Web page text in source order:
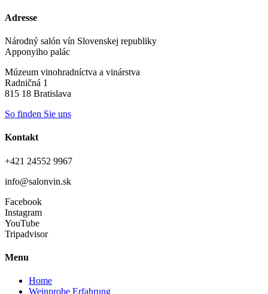
Adresse
Národný salón vín Slovenskej republiky
Apponyiho palác
Múzeum vinohradníctva a vinárstva
Radničná 1
815 18 Bratislava
So finden Sie uns
Kontakt
+421 24552 9967
info@salonvin.sk
Facebook
Instagram
YouTube
Tripadvisor
Menu
Home
Weinprobe Erfahrung